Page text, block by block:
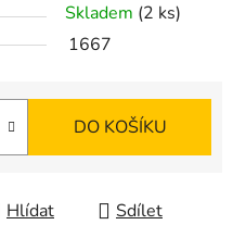
Skladem (2 ks)
1667
DO KOŠÍKU
Hlídat Sdílet